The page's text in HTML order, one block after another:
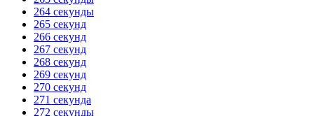
264 секунды
265 секунд
266 секунд
267 секунд
268 секунд
269 секунд
270 секунд
271 секунда
272 секунды